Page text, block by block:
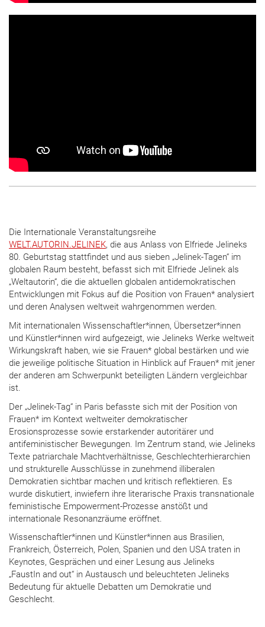
Die Internationale Veranstaltungsreihe
WELT.AUTORIN.JELINEK, die aus Anlass von Elfriede Jelineks
80. Geburtstag stattfindet und aus sieben „Jelinek-Tagen“ im
globalen Raum besteht, befasst sich mit Elfriede Jelinek als
„Weltautorin“, die die aktuellen globalen antidemokratischen
Entwicklungen mit Fokus auf die Position von Frauen* analysiert
und deren Analysen weltweit wahrgenommen werden.
Mit internationalen Wissenschaftler*innen, Übersetzer*innen
und Künstler*innen wird aufgezeigt, wie Jelineks Werke weltweit
Wirkungskraft haben, wie sie Frauen* global bestärken und wie
die jeweilige politische Situation in Hinblick auf Frauen* mit jener
der anderen am Schwerpunkt beteiligten Ländern vergleichbar
ist.
Der „Jelinek-Tag“ in Paris befasste sich mit der Position von
Frauen* im Kontext weltweiter demokratischer
Erosionsprozesse sowie erstarkender autoritärer und
antifeministischer Bewegungen. Im Zentrum stand, wie Jelineks
Texte patriarchale Machtverhältnisse, Geschlechterhierarchien
und strukturelle Ausschlüsse in zunehmend illiberalen
Demokratien sichtbar machen und kritisch reflektieren. Es
wurde diskutiert, inwiefern ihre literarische Praxis transnationale
feministische Empowerment-Prozesse anstößt und
internationale Resonanzräume eröffnet.
Wissenschaftler*innen und Künstler*innen aus Brasilien,
Frankreich, Österreich, Polen, Spanien und den USA traten in
Keynotes, Gesprächen und einer Lesung aus Jelineks
„FaustIn and out“ in Austausch und beleuchteten Jelineks
Bedeutung für aktuelle Debatten um Demokratie und
Geschlecht.